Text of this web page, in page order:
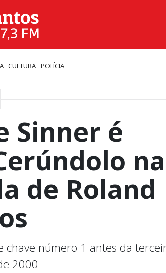
CULTURA POLÍCIA
Sinner é
na
de Roland
chave número 1 antes da
2000